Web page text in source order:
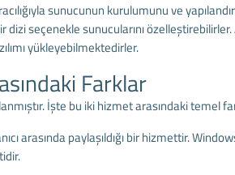
sunucunun kurulumunu ve
seçenekle sunucularını
yükleyebilmektedirler.
Farklar
İşte bu iki hizmet arasındaki temel
arasında paylaşıldığı bir hizmettir.